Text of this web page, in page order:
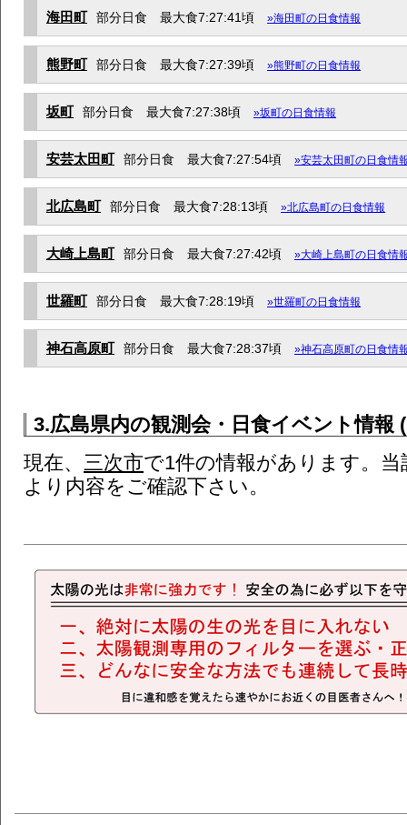
海田町 部分日食 最大食7:27:41頃 »海田町の日食情報
熊野町 部分日食 最大食7:27:39頃 »熊野町の日食情報
坂町 部分日食 最大食7:27:38頃 »坂町の日食情報
安芸太田町 部分日食 最大食7:27:54頃 »安芸太田町の日食情
北広島町 部分日食 最大食7:28:13頃 »北広島町の日食情報
大崎上島町 部分日食 最大食7:27:42頃 »大崎上島町の日食情
世羅町 部分日食 最大食7:28:19頃 »世羅町の日食情報
神石高原町 部分日食 最大食7:28:37頃 »神石高原町の日食情
3.広島県内の観測会・日食イベント情報
現在、 三次市で1件の情報があります。
より内容をご確認下さい。